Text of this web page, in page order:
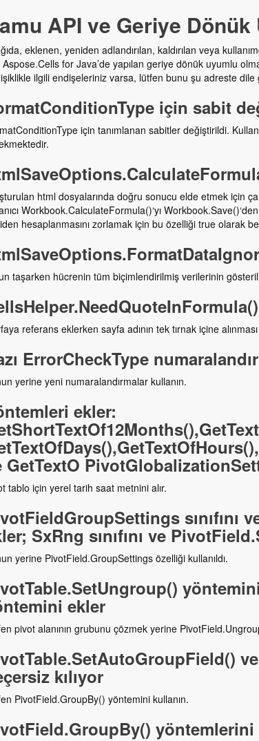
API ve Geriye
eklenen, yeniden adlandırılan, kaldırılan veya
Aspose.Cells for Java’de yapılan geriye dönük uyumlu
ilgili endişeleriniz varsa, lütfen bunu şu adreste
için sabit
için tanımlanan sabitler değiştirildi.
html dosyalarında doğru sonucu elde etmek için
Workbook.CalculateFormula()‘yı
hesaplanmasını zorlamak için bu özelliği true olarak
taşarken hücrenin tüm biçimlendirilmiş verilerinin
referans eklerken sayfa adının tek tırnak içine
ErrorCheckType
yerine yeni numaralandırmalar kullanın.
ekler:
GetTextO
tablo için yerel tarih saat metnini alır.
SxRng sınıfını ve
yerine PivotField.GroupSettings özelliği kullanıldı.
ekler
pivot alanının grubunu çözmek yerine
kılıyor
PivotField.GroupBy() yöntemini kullanın.
yöntemlerini